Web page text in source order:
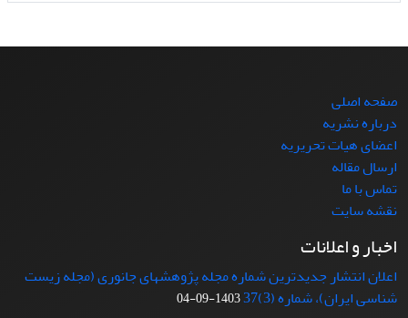
صفحه اصلی
درباره نشریه
اعضای هیات تحریریه
ارسال مقاله
تماس با ما
نقشه سایت
اخبار و اعلانات
اعلان انتشار جدیدترین شماره مجله پژوهشهای جانوری (مجله زیست
شناسی ایران)، شماره (3)37
1403-09-04